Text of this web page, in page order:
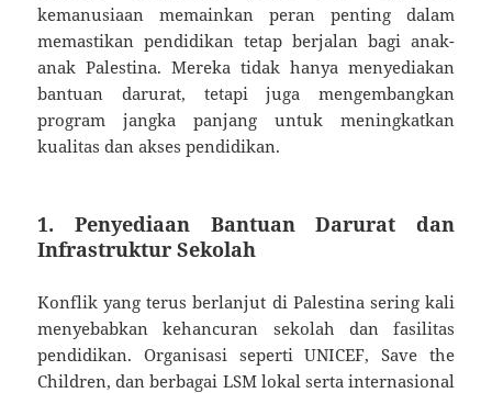
kemanusiaan memainkan peran penting dalam
memastikan pendidikan tetap berjalan bagi anak-
anak Palestina. Mereka tidak hanya menyediakan
bantuan darurat, tetapi juga mengembangkan
program jangka panjang untuk meningkatkan
kualitas dan akses pendidikan.
1. Penyediaan Bantuan Darurat dan
Infrastruktur Sekolah
Konflik yang terus berlanjut di Palestina sering kali
menyebabkan kehancuran sekolah dan fasilitas
pendidikan. Organisasi seperti UNICEF, Save the
Children, dan berbagai LSM lokal serta internasional